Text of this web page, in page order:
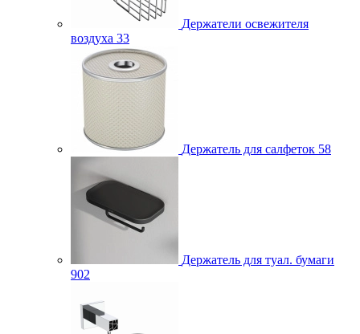
Держатели освежителя
воздуха 33
Держатель для салфеток 58
Держатель для туал. бумаги
902